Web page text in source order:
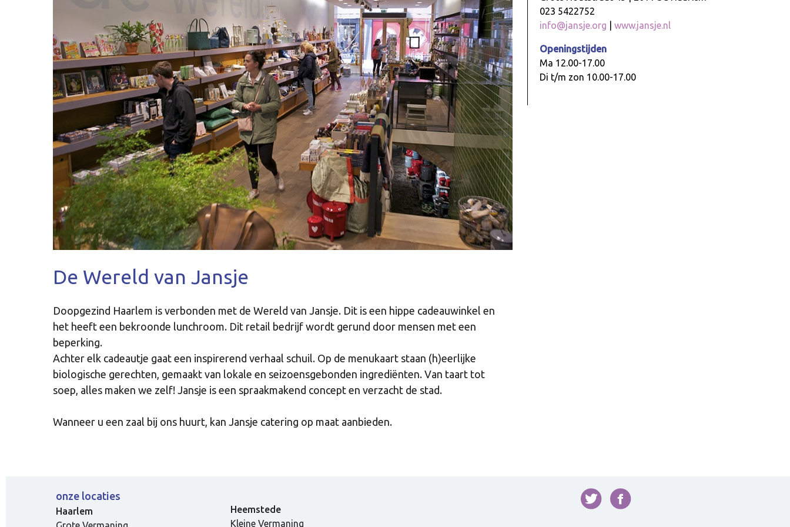
De Wereld van Jansje
Doopgezind Haarlem is verbonden met de Wereld van Jansje. Dit is een hippe cadeauwinkel en
het heeft een bekroonde lunchroom. Dit retail bedrijf wordt gerund door mensen met een
beperking.
Achter elk cadeautje gaat een inspirerend verhaal schuil. Op de menukaart staan (h)eerlijke
biologische gerechten, gemaakt van lokale en seizoensgebonden ingrediënten. Van taart tot
soep, alles maken we zelf! Jansje is een spraakmakend concept en verzacht de stad.
Wanneer u een zaal bij ons huurt, kan Jansje catering op maat aanbieden.
023 5422752
info@jansje.org
www.jansje.nl
Openingstijden
Ma 12.00-17.00
Di t/m zon 10.00-17.00
onze locaties
Haarlem
Heemstede
Kleine Vermaning